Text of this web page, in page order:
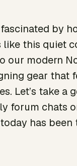
fascinated by
like this quiet
our modern
gear that
Let’s take
forum chats
has